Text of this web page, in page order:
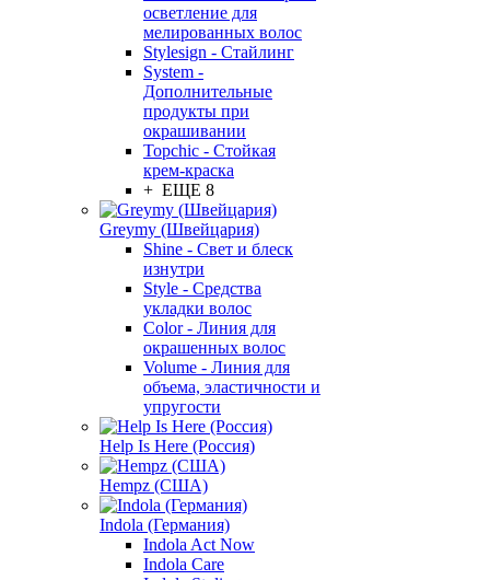
осветление для
мелированных волос
Stylesign - Стайлинг
System -
Дополнительные
продукты при
окрашивании
Topchic - Стойкая
крем-краска
+ ЕЩЕ 8
Greymy (Швейцария)
Shine - Свет и блеск
изнутри
Style - Средства
укладки волос
Color - Линия для
окрашенных волос
Volume - Линия для
объема, эластичности и
упругости
Help Is Here (Россия)
Hempz (США)
Indola (Германия)
Indola Act Now
Indola Care